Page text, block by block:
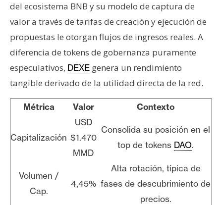
del ecosistema BNB y su modelo de captura de
valor a través de tarifas de creación y ejecución de
propuestas le otorgan flujos de ingresos reales. A
diferencia de tokens de gobernanza puramente
especulativos, DEXE genera un rendimiento
tangible derivado de la utilidad directa de la red.
Métrica Valor Contexto
Capitalización
USD
$1.470
MMD
Consolida su posición en el
top de tokens DAO.
Volumen /
Cap.
4,45%
Alta rotación, típica de
fases de descubrimiento de
precios.